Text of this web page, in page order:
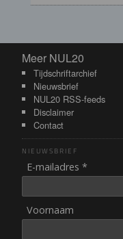
Meer NUL20
Meer NUL20
Tijdschriftarchief
Nieuwsbrief
NUL20 RSS-feeds
Disclaimer
Contact
NIEUWSBRIEF
E-mailadres *
Voornaam